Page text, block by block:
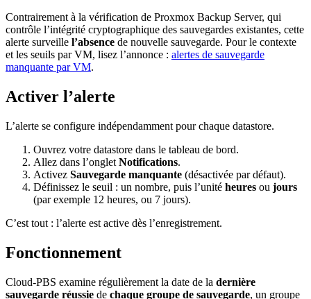
Contrairement à la vérification de Proxmox Backup Server, qui
contrôle l’intégrité cryptographique des sauvegardes existantes, cette
alerte surveille l’absence de nouvelle sauvegarde. Pour le contexte
et les seuils par VM, lisez l’annonce : alertes de sauvegarde
manquante par VM.
Activer l’alerte
L’alerte se configure indépendamment pour chaque datastore.
Ouvrez votre datastore dans le tableau de bord.
Allez dans l’onglet Notifications.
Activez Sauvegarde manquante (désactivée par défaut).
Définissez le seuil : un nombre, puis l’unité heures ou jours
(par exemple 12 heures, ou 7 jours).
C’est tout : l’alerte est active dès l’enregistrement.
Fonctionnement
Cloud-PBS examine régulièrement la date de la dernière
sauvegarde réussie de chaque groupe de sauvegarde, un groupe